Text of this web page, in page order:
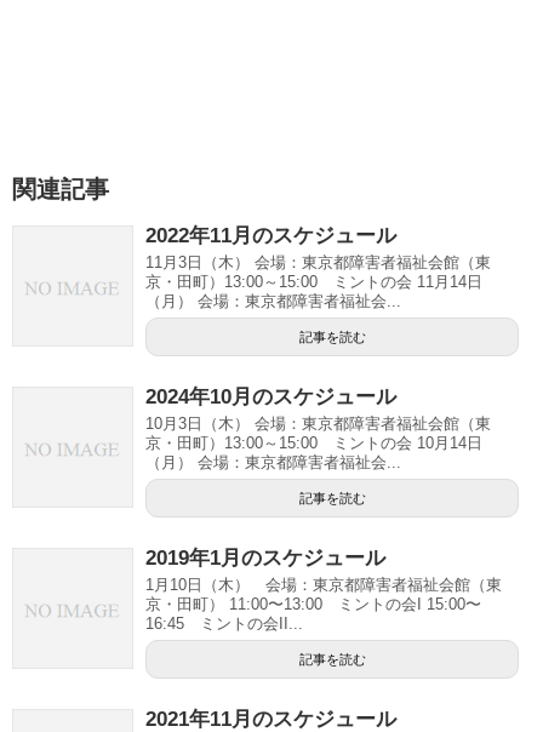
関連記事
2022年11月のスケジュール
11月3日（木） 会場：東京都障害者福祉会館（東
京・田町）13:00～15:00 ミントの会 11月14日
（月） 会場：東京都障害者福祉会...
記事を読む
2024年10月のスケジュール
10月3日（木） 会場：東京都障害者福祉会館（東
京・田町）13:00～15:00 ミントの会 10月14日
（月） 会場：東京都障害者福祉会...
記事を読む
2019年1月のスケジュール
1月10日（木） 会場：東京都障害者福祉会館（東
京・田町） 11:00〜13:00 ミントの会I 15:00〜
16:45 ミントの会II...
記事を読む
2021年11月のスケジュール